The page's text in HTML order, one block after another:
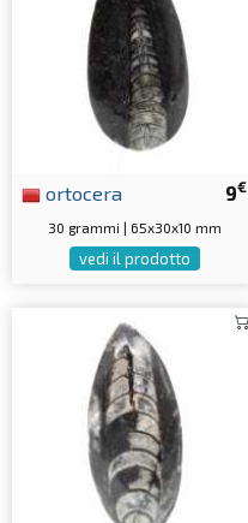
9€
ortocera
30 grammi | 65x30x10 mm
vedi il prodotto